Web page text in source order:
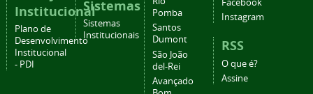
Institucional
Plano de
Desenvolvimento
Institucional
- PDI
Sistemas
Sistemas
Institucionais
Pomba
Santos
Dumont
São João
del-Rei
Avançado
Instagram
RSS
O que é?
Assine